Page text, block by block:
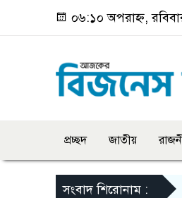
০৬:১০ অপরাহ্ন,
প্রচ্ছদ জাতীয়
সংবাদ শিরোনাম :